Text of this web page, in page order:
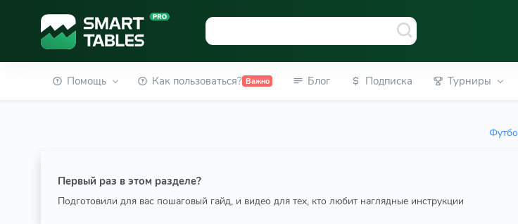
Помощь Как пользоваться? Важно Блог Подписка Турниры
Первый раз в этом разделе?
Подготовили для вас пошаговый гайд, и видео для тех, кто любит наглядные инструкции